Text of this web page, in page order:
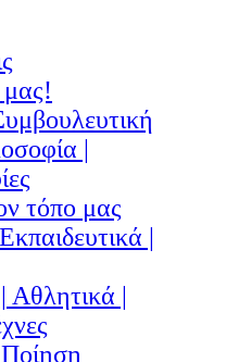
μας!
|
τόπο μας
|
Αθλητικά |